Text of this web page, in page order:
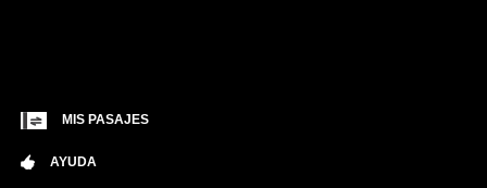
MIS PASAJES
AYUDA